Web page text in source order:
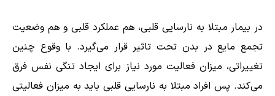
در بیمار مبتلا به نارسایی قلبی، هم عملکرد قلبی و هم وضعیت
تجمع مایع در بدن تحت تاثیر قرار می‌گیرد. با وقوع چنین
تغییراتی، میزان فعالیت مورد نیاز برای ایجاد تنگی نفس فرق
می‌کند. پس افراد مبتلا به نارسایی قلبی باید به میزان فعالیتی